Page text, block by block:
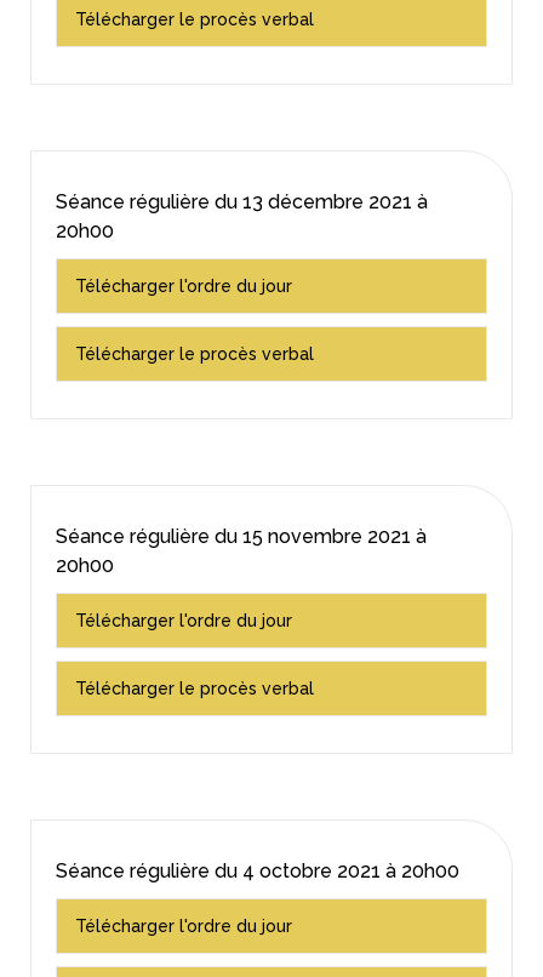
Télécharger le procès verbal
Séance régulière du 13 décembre 2021 à
20h00
Télécharger l'ordre du jour
Télécharger le procès verbal
Séance régulière du 15 novembre 2021 à
20h00
Télécharger l'ordre du jour
Télécharger le procès verbal
Séance régulière du 4 octobre 2021 à 20h00
Télécharger l'ordre du jour